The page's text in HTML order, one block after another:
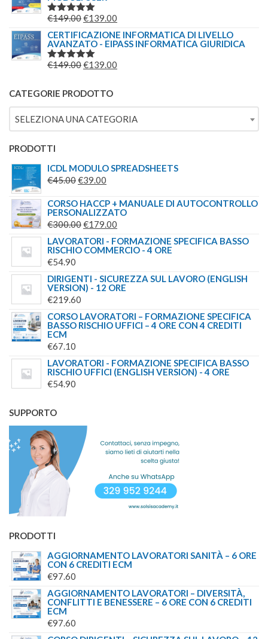
VALUTATO
€149.00IL
PREZZO
ORIGINALE
ERA:
€139.00
PREZZO
ATTUALE
CERTIFICAZIONE INFORMATICA DI LIVELLO
AVANZATO - EIPASS INFORMATICA GIURIDICA
VALUTATO
€149.00IL
ORIGINALE
ERA:
€149.00.
€139.00
È:
€139.00.
CATEGORIE PRODOTTO
SELEZIONA UNA CATEGORIA
PRODOTTI
ICDL MODULO SPREADSHEETS
€45.00IL
ORIGINALE
ERA:
€45.00.
€39.00
ATTUALE
È:
€39.00.
CORSO HACCP + MANUALE DI AUTOCONTROLLO
PERSONALIZZATO
€300.00IL
PREZZO
ORIGINALE
€300.00.
€179.00
PREZZO
ATTUALE
€179.00.
LAVORATORI - FORMAZIONE SPECIFICA BASSO
RISCHIO COMMERCIO - 4 ORE
€54.90
DIRIGENTI - SICUREZZA SUL LAVORO (ENGLISH
VERSION) - 12 ORE
€219.60
CORSO LAVORATORI – FORMAZIONE SPECIFICA
BASSO RISCHIO UFFICI – 4 ORE CON 4 CREDITI
ECM
€67.10
LAVORATORI - FORMAZIONE SPECIFICA BASSO
RISCHIO UFFICI (ENGLISH VERSION) - 4 ORE
€54.90
SUPPORTO
PRODOTTI
AGGIORNAMENTO LAVORATORI SANITÀ – 6 ORE
CON 6 CREDITI ECM
€97.60
AGGIORNAMENTO LAVORATORI – DIVERSITÀ,
CONFLITTI E BENESSERE – 6 ORE CON 6 CREDITI
ECM
€97.60